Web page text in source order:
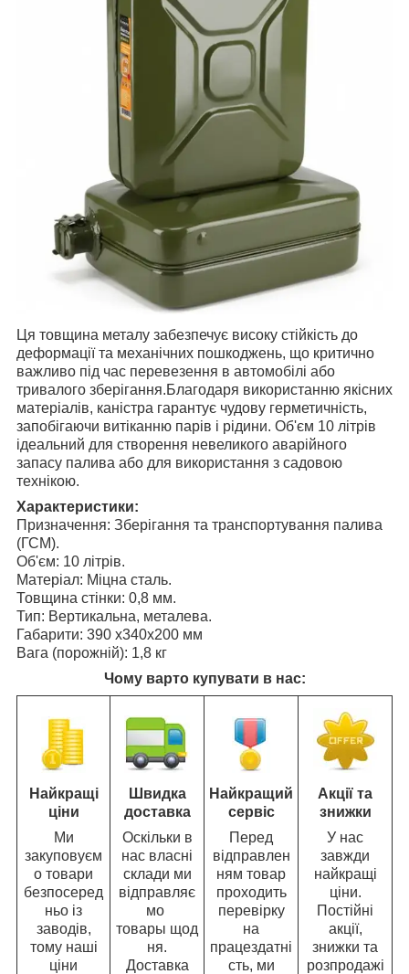
Ця товщина металу забезпечує високу стійкість до
деформації та механічних пошкоджень, що критично
важливо під час перевезення в автомобілі або
тривалого зберігання.Благодаря використанню якісних
матеріалів, каністра гарантує чудову герметичність,
запобігаючи витіканню парів і рідини. Об'єм 10 літрів
ідеальний для створення невеликого аварійного
запасу палива або для використання з садовою
технікою.
Характеристики:
Призначення: Зберігання та транспортування палива
(ГСМ).
Об'єм: 10 літрів.
Матеріал: Міцна сталь.
Товщина стінки: 0,8 мм.
Тип: Вертикальна, металева.
Габарити: 390 x340x200 мм
Вага (порожній): 1,8 кг
Чому варто купувати в нас:
Найкращі
ціни
Ми
закуповуєм
о товари
безпосеред
ньо із
заводів,
тому наші
ціни
Швидка
доставка
Оскільки в
нас власні
склади ми
відправляє
мо
товары щод
ня.
Доставка
Найкращий
сервіс
Перед
відправлен
ням товар
проходить
перевірку
на
працездатні
сть, ми
Акції та
знижки
У нас
завжди
найкращі
ціни.
Постійні
акції,
знижки та
розпродажі